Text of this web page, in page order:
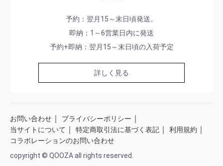
予約：翌月15～末日頃発送。
即納：1～6営業日内に発送
予約+即納：翌月15～末日頃の入荷予定
詳しく見る
お問い合わせ プライバシーポリシー
当サイトについて 特定商取引法に基づく表記 利用規約
コラボレーションのお問い合わせ
copyright © QOOZA all rights reserved.